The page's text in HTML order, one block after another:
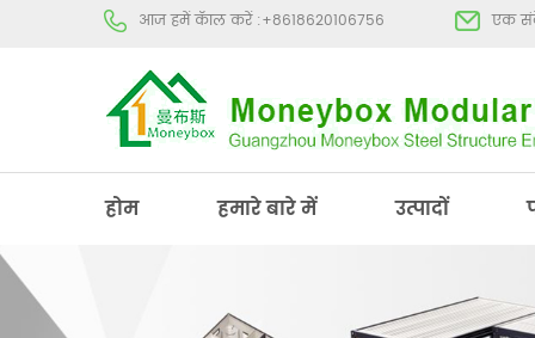
आज हमें कॅाल करें :+8618620106756 एक
होम हमारे बारे में उत्पादों